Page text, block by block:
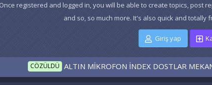
registered and logged in, you will be able to create topics,
and so, so much more. It's also quick and totally
Giriş yap
CÖZÜLDÜ ALTIN MİKROFON İNDEX DOSTLAR MEKANI İÇİN